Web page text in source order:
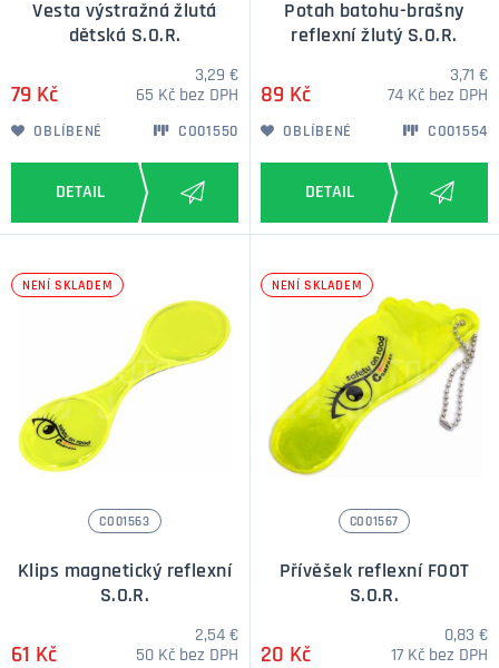
Vesta výstražná žlutá
dětská S.O.R.
79 Kč
3,29 €
65 Kč bez DPH
OBLÍBENÉ CO01550
Potah batohu-brašny
reflexní žlutý S.O.R.
89 Kč
3,71 €
74 Kč bez DPH
OBLÍBENÉ CO01554
NENÍ SKLADEM
CO01563
Klips magnetický reflexní
S.O.R.
61 Kč
2,54 €
50 Kč bez DPH
NENÍ SKLADEM
CO01567
Přívěšek reflexní FOOT
S.O.R.
20 Kč
0,83 €
17 Kč bez DPH